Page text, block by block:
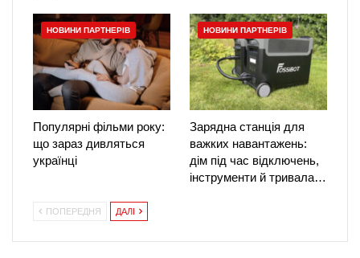
НОВИНИ ПАРТНЕРІВ
Популярні фільми року:
що зараз дивляться
українці
НОВИНИ ПАРТНЕРІВ
Зарядна станція для
важких навантажень:
дім під час відключень,
інструменти й тривала…
ПОПЕРЕДНЯ ДАЛІ